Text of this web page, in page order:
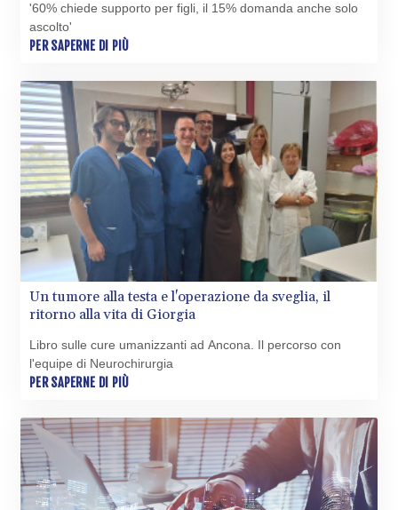
'60% chiede supporto per figli, il 15% domanda anche solo
ascolto'
PER SAPERNE DI PIÙ
Un tumore alla testa e l'operazione da sveglia, il
ritorno alla vita di Giorgia
Libro sulle cure umanizzanti ad Ancona. Il percorso con
l'equipe di Neurochirurgia
PER SAPERNE DI PIÙ